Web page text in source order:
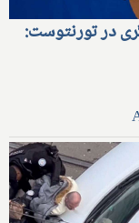
که کارگری در تورنتوست: